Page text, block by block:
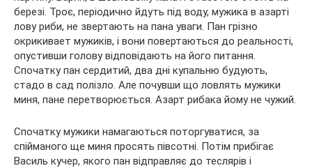
березі. Троє, періодично йдуть під воду, мужика в азарті
лову риби, не звертають на пана уваги. Пан грізно
окрикивает мужиків, і вони повертаються до реальності,
опустивши голову відповідають на його питання.
Спочатку пан сердитий, два дні купальню будують,
стадо в сад полізло. Але почувши що ловлять мужики
миня, пане перетворюється. Азарт рибака йому не чужий.
Спочатку мужики намагаються поторгуватися, за
спійманого ще миня просять півсотні. Потім прибігає
Василь кучер, якого пан відправляє до теслярів і